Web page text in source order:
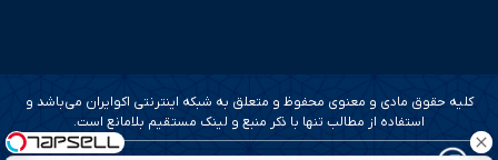
کلیه حقوق مادی و معنوی محفوظ و متعلق به شبکه اینترنتی اکوایران می‌باشد و
استفاده از مطالب تنها با ذکر منبع و لینک مستقیم بلامانع است.